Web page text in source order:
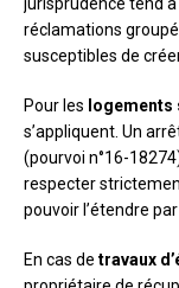
réclamations
susceptibles de
Pour les logements
s’appliquent. Un
(pourvoi n°16-
respecter
pouvoir l’étendre
En cas de travaux